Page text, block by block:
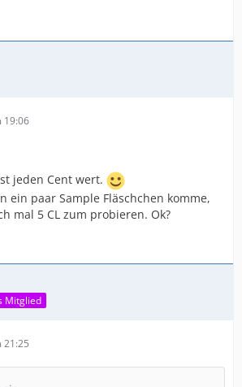
19:06
jeden Cent wert.
ein paar Sample Fläschchen komme,
mal 5 CL zum probieren. Ok?
Mitglied
21:25